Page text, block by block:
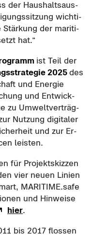
der Haus­halts­aus­
wich­ti­
Stär­kung der ma­ri­ti­
hat.“
ist Teil der
2025 des
und En­er­gie
und Ent­wick­
zu Um­welt­ver­träg­
Nut­zung di­gi­ta­ler
und zur Er­
leis­ten.
für Pro­jekt­skiz­zen
vier neuen Li­ni­en
MA­RI­TI­ME.safe
und Hin­wei­se
hier.
bis 2017 flos­sen